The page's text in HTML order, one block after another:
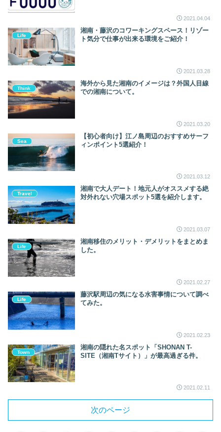
2021.04.04
Life
湘南・藤沢のコワーキングスペース！リゾー
ト気分で仕事が出来る環境をご紹介！
2021.03.28
Think
海外から見た湘南のイメージは？外国人目線
での湘南について。
2021.03.20
Sea
【初心者向け】江ノ島周辺のおすすめサーフ
ィンポイント5選紹介！
2021.03.12
Travel
湘南で大人デート！地元人がオススメする絶
対外れない穴場スポット5選を紹介します。
2021.03.07
Life
湘南移住のメリット・デメリットをまとめま
した。
2021.02.27
Life
藤沢駅周辺の気になる水害事情について調べ
てみた。
2021.02.23
Town
湘南の隠れた名スポット「SHONAN T-
SITE（湘南Tサイト）」が最高過ぎる件。
2021.02.11
次のページ